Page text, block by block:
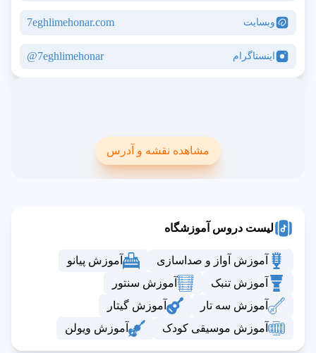
وبسایت 7eghlimehonar.com
اینستاگرام 7eghlimehonar@
مشاهده نقشه و آدرس
لیست دروس آموزشگاه
آموزش آواز و صداسازی
آموزش پیانو
آموزش تنبک
آموزش سنتور
آموزش سه تار
آموزش گیتار
آموزش موسیقی کودک
آموزش ویولن